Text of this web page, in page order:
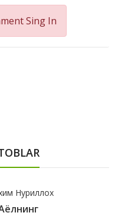
Sing In
Нуриллох